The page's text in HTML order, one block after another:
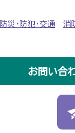
防災・防犯・交通 消
お問い合